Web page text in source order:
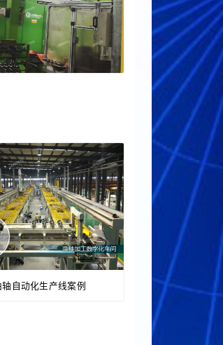
轴自动化生产线案例